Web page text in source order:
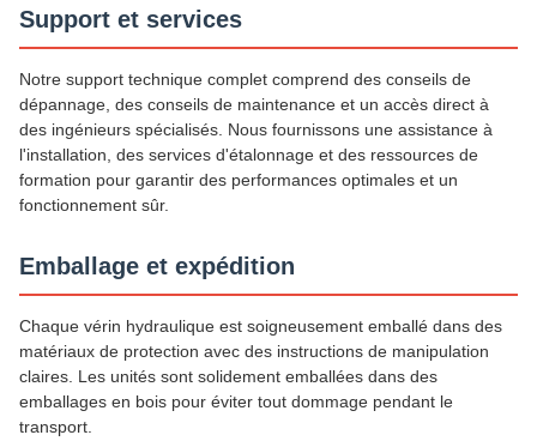
Support et services
Notre support technique complet comprend des conseils de
dépannage, des conseils de maintenance et un accès direct à
des ingénieurs spécialisés. Nous fournissons une assistance à
l'installation, des services d'étalonnage et des ressources de
formation pour garantir des performances optimales et un
fonctionnement sûr.
Emballage et expédition
Chaque vérin hydraulique est soigneusement emballé dans des
matériaux de protection avec des instructions de manipulation
claires. Les unités sont solidement emballées dans des
emballages en bois pour éviter tout dommage pendant le
transport.